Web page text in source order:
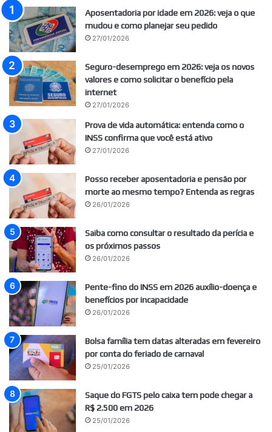
Aposentadoria por idade em 2026: veja o que
mudou e como planejar seu pedido
27/01/2026
Seguro-desemprego em 2026: veja os novos
valores e como solicitar o benefício pela
internet
27/01/2026
Prova de vida automática: entenda como o
INSS confirma que você está ativo
27/01/2026
Posso receber aposentadoria e pensão por
morte ao mesmo tempo? Entenda as regras
26/01/2026
Saiba como consultar o resultado da perícia e
os próximos passos
26/01/2026
Pente-fino do INSS em 2026 auxílio-doença e
benefícios por incapacidade
26/01/2026
Bolsa família tem datas alteradas em fevereiro
por conta do feriado de carnaval
25/01/2026
Saque do FGTS pelo caixa tem pode chegar a
R$ 2.500 em 2026
25/01/2026